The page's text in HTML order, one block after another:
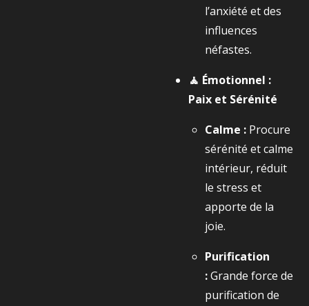
l’anxiété et des
influences
néfastes.
🧘 Émotionnel :
Paix et Sérénité
Calme : Procure
sérénité et calme
intérieur, réduit
le stress et
apporte de la
joie.
Purification
:Grande force de
purification de